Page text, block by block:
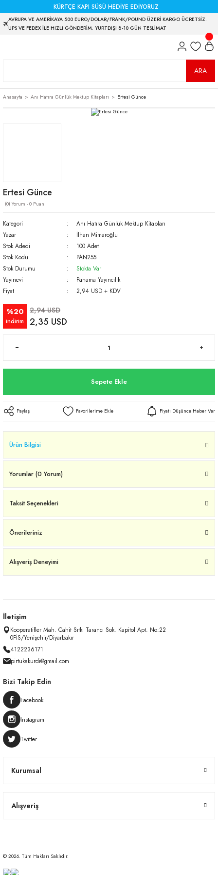
KÜRTÇE KAPI SÜSÜ HEDİYE EDİYORUZ
AVRUPA VE AMERİKAYA 500 EURO/DOLAR/FRANK/POUND ÜZERİ KARGO ÜCRETSİZ.
UPS VE FEDEX İLE HIZLI GÖNDERİM. YURTDIŞI 8-10 GÜN TESLİMAT
ARA
Anasayfa Anı Hatıra Günlük Mektup Kitapları Ertesi Günce
Ertesi Günce
(0) Yorum - 0 Puan
Kategori
Anı Hatıra Günlük Mektup Kitapları
Yazar
İlhan Mimaroğlu
Stok Adedi
100 Adet
Stok Kodu
PAN255
Stok Durumu
Stokta Var
Yayınevi
Panama Yayıncılık
Fiyat
2,94 USD + KDV
%20
indirim
2,94 USD
2,35 USD
Sepete Ekle
Paylaş Fiyatı Düşünce Haber Ver
Ürün Bilgisi
Yorumlar (0 Yorum)
Taksit Seçenekleri
Önerileriniz
Alışveriş Deneyimi
İletişim
Kooperatifler Mah. Cahit Sıtkı Tarancı Sok. Kapitol Apt. No:22
0FİS/Yenişehir/Diyarbakır
4122236171
pirtukakurdi@gmail.com
Kurumsal
Alışveriş
Bizi Takip Edin
Facebook
Instagram
Twitter
© 2026. Tüm Hakları Saklıdır.